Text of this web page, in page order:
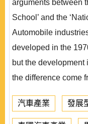
arguments between
School’ and the
Automobile
developed in the
but the
the difference come
汽車產業 發展